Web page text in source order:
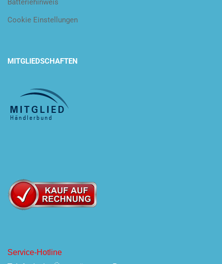
Batteriehinweis
Cookie Einstellungen
MITGLIEDSCHAFTEN
Service-Hotline